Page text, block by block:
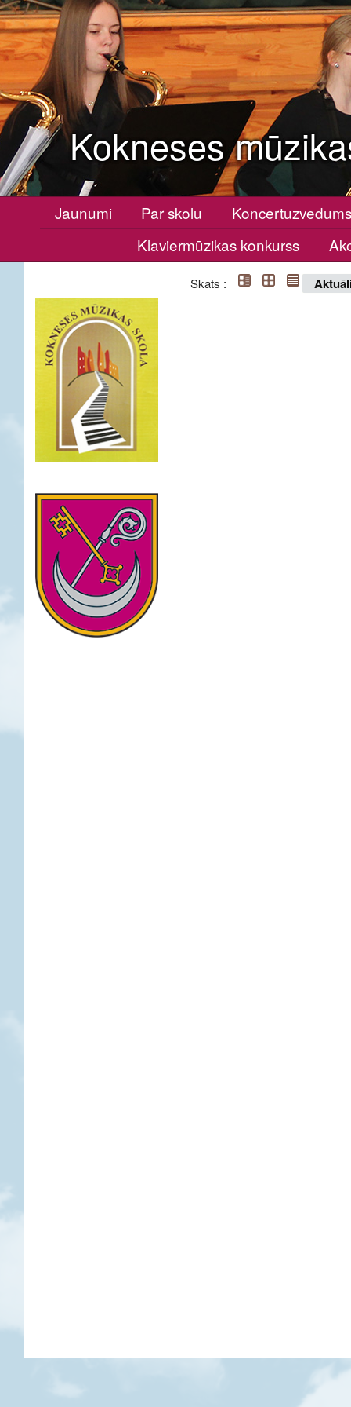
Kokneses
Jaunumi Par skolu
Klaviermūzikas konkurss
Skats :